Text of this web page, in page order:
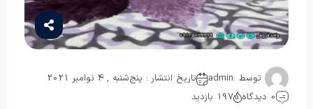
توسط :admin
تاریخ انتشار : پنج‌شنبه , 4 نوامبر 2021
0 دیدگاه
197 بازدید